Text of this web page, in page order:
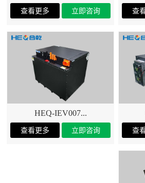
HEQ-IEV007...